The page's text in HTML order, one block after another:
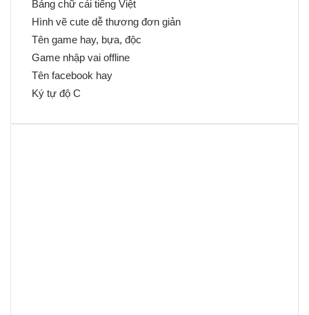
Bảng chữ cái tiếng Việt
Hình vẽ cute dễ thương đơn giản
Tên game hay, bựa, độc
Game nhập vai offline
Tên facebook hay
Ký tự độ C